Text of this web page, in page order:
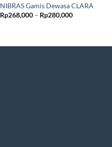
NIBRAS Gamis Dewasa CLARA
Rp268,000 – Rp280,000Rentang